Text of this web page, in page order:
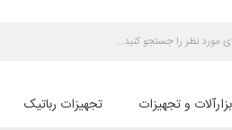
و تجهیزات تجهیزات رباتیک